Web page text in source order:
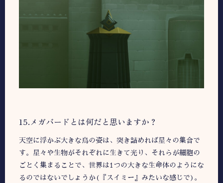
15.メガバードとは何だと思いますか？
天空に浮かぶ大きな鳥の姿は、突き詰めれば星々の集合で
す。星々や生物がそれぞれに生きて光り、それらが細胞の
ごとく集まることで、世界は1つの大きな生命体のようにな
るのではないでしょうか(『スイミー』みたいな感じで)。